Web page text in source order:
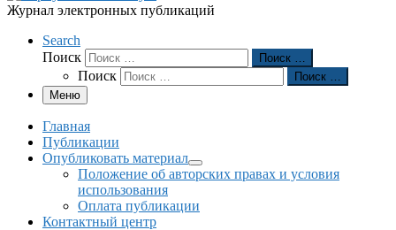
Журнал электронных публикаций
Search
Поиск
Поиск …
Поиск
Поиск …
Меню
Главная
Публикации
Опубликовать материал
Положение об авторских правах и условия
использования
Оплата публикации
Контактный центр